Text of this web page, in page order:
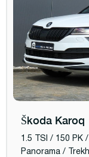
Škoda Karoq
1.5 TSI / 150 PK
Panorama /